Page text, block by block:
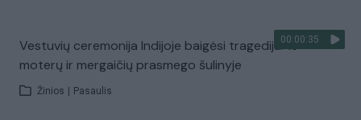
00:00:35
Vestuvių ceremonija Indijoje baigėsi tragedija: 13
moterų ir mergaičių prasmego šulinyje
Žinios Pasaulis